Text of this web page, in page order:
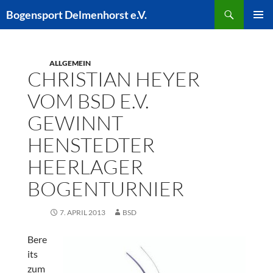
Inhalt
Bogensport Delmenhorst e.V.
ALLGEMEIN
CHRISTIAN HEYER
VOM BSD E.V.
GEWINNT
HENSTEDTER
HEERLAGER
BOGENTURNIER
7. APRIL 2013 BSD
Bere
its
zum